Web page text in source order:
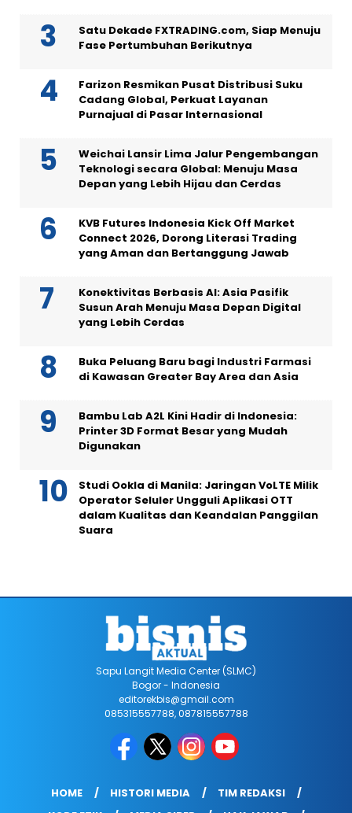
Satu Dekade FXTRADING.com, Siap Menuju
Fase Pertumbuhan Berikutnya
Farizon Resmikan Pusat Distribusi Suku
Cadang Global, Perkuat Layanan
Purnajual di Pasar Internasional
Weichai Lansir Lima Jalur Pengembangan
Teknologi secara Global: Menuju Masa
Depan yang Lebih Hijau dan Cerdas
KVB Futures Indonesia Kick Off Market
Connect 2026, Dorong Literasi Trading
yang Aman dan Bertanggung Jawab
Konektivitas Berbasis AI: Asia Pasifik
Susun Arah Menuju Masa Depan Digital
yang Lebih Cerdas
Buka Peluang Baru bagi Industri Farmasi
di Kawasan Greater Bay Area dan Asia
Bambu Lab A2L Kini Hadir di Indonesia:
Printer 3D Format Besar yang Mudah
Digunakan
Studi Ookla di Manila: Jaringan VoLTE Milik
Operator Seluler Ungguli Aplikasi OTT
dalam Kualitas dan Keandalan Panggilan
Suara
Sapu Langit Media Center (SLMC)
Bogor - Indonesia
editorekbis@gmail.com
085315557788, 087815557788
HOME HISTORI MEDIA
TIM REDAKSI